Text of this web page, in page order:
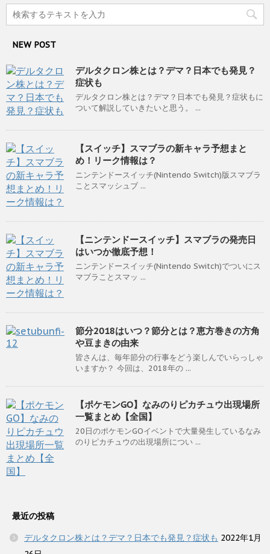
NEW POST
デルタクロン株とは？デマ？日本でも発見？
症状も
デルタクロン株とは？デマ？日本でも発見？症状もに
ついて解説していきたいと思う。 ...
【スイッチ】スマブラの新キャラ予想まと
め！リーク情報は？
ニンテンドースイッチ(Nintendo Switch)版スマブラ
ことスマッシュブ ...
【ニンテンドースイッチ】スマブラの発売日
はいつか徹底予想！
ニンテンドースイッチ(Nintendo Switch)でついにス
マブラことスマッ ...
節分2018はいつ？節分とは？恵方巻きの方角
や豆まきの由来
皆さんは、毎年節分の行事をどう楽しんでいらっしゃ
いますか？ 今回は、2018年の ...
【ポケモンGO】なみのりピカチュウ出現場所
一覧まとめ【全国】
20日のポケモンGOイベントで大量発生しているなみ
のりピカチュウの出現場所につい ...
最近の投稿
デルタクロン株とは？デマ？日本でも発見？症状も 2022年1月